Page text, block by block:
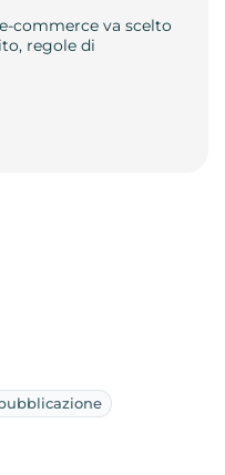
commerce va scelto
regole di